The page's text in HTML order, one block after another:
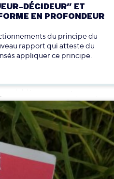
DÉCIDEUR” ET
EN PROFONDEUR
du principe du
rapport qui atteste du
appliquer ce principe.